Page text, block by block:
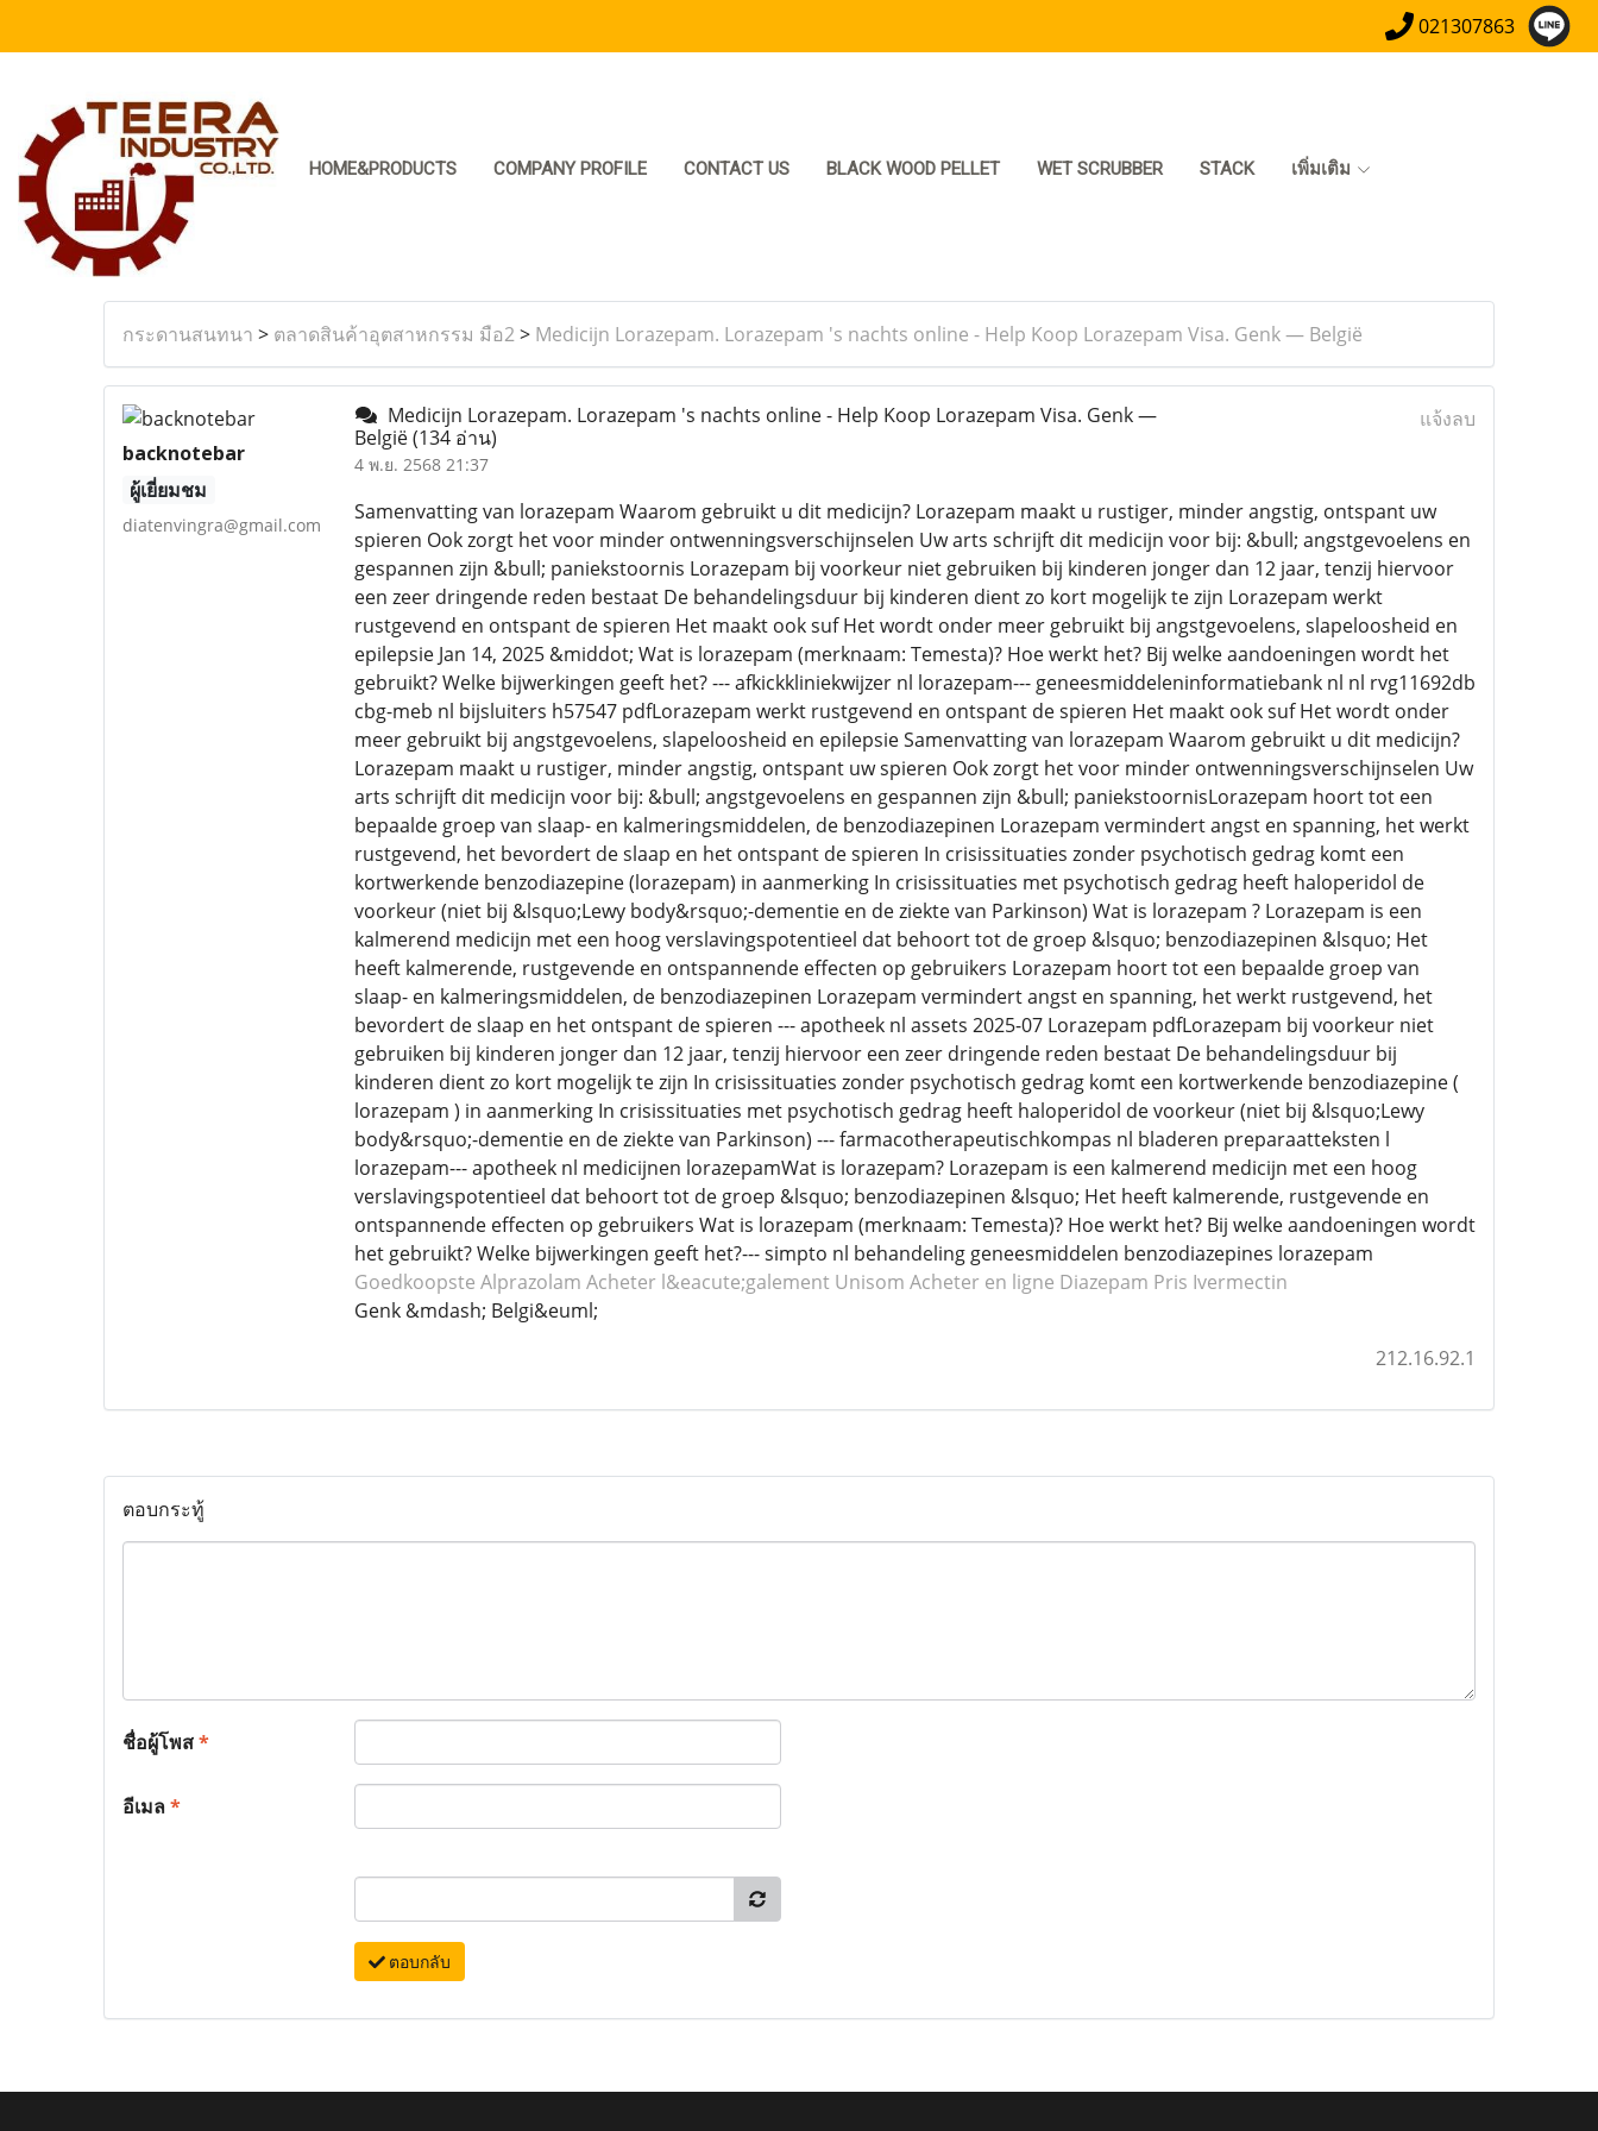
021307863
HOME&PRODUCTS COMPANY PROFILE CONTACT US BLACK WOOD PELLET WET SCRUBBER STACK เพิ่มเติม
กระดานสนทนา > ตลาดสินค้าอุตสาหกรรม มือ2> Medicijn Lorazepam. Lorazepam 's nachts online - Help Koop Lorazepam Visa. Genk — België
backnotebar
ผู้เยี่ยมชม
diatenvingra@gmail.com
Medicijn Lorazepam. Lorazepam 's nachts online - Help Koop Lorazepam Visa. Genk —
België(134 อ่าน)
4 พ.ย. 2568 21:37
แจ้งลบ
Samenvatting van lorazepam Waarom gebruikt u dit medicijn? Lorazepam maakt u rustiger, minder angstig, ontspant uw
spieren Ook zorgt het voor minder ontwenningsverschijnselen Uw arts schrijft dit medicijn voor bij: &bull; angstgevoelens en
gespannen zijn &bull; paniekstoornis Lorazepam bij voorkeur niet gebruiken bij kinderen jonger dan 12 jaar, tenzij hiervoor
een zeer dringende reden bestaat De behandelingsduur bij kinderen dient zo kort mogelijk te zijn Lorazepam werkt
rustgevend en ontspant de spieren Het maakt ook suf Het wordt onder meer gebruikt bij angstgevoelens, slapeloosheid en
epilepsie Jan 14, 2025 &middot; Wat is lorazepam (merknaam: Temesta)? Hoe werkt het? Bij welke aandoeningen wordt het
gebruikt? Welke bijwerkingen geeft het? --- afkickkliniekwijzer nl lorazepam--- geneesmiddeleninformatiebank nl nl rvg11692db
cbg-meb nl bijsluiters h57547 pdfLorazepam werkt rustgevend en ontspant de spieren Het maakt ook suf Het wordt onder
meer gebruikt bij angstgevoelens, slapeloosheid en epilepsie Samenvatting van lorazepam Waarom gebruikt u dit medicijn?
Lorazepam maakt u rustiger, minder angstig, ontspant uw spieren Ook zorgt het voor minder ontwenningsverschijnselen Uw
arts schrijft dit medicijn voor bij: &bull; angstgevoelens en gespannen zijn &bull; paniekstoornisLorazepam hoort tot een
bepaalde groep van slaap- en kalmeringsmiddelen, de benzodiazepinen Lorazepam vermindert angst en spanning, het werkt
rustgevend, het bevordert de slaap en het ontspant de spieren In crisissituaties zonder psychotisch gedrag komt een
kortwerkende benzodiazepine (lorazepam) in aanmerking In crisissituaties met psychotisch gedrag heeft haloperidol de
voorkeur (niet bij &lsquo;Lewy body&rsquo;-dementie en de ziekte van Parkinson) Wat is lorazepam ? Lorazepam is een
kalmerend medicijn met een hoog verslavingspotentieel dat behoort tot de groep &lsquo; benzodiazepinen &lsquo; Het
heeft kalmerende, rustgevende en ontspannende effecten op gebruikers Lorazepam hoort tot een bepaalde groep van
slaap- en kalmeringsmiddelen, de benzodiazepinen Lorazepam vermindert angst en spanning, het werkt rustgevend, het
bevordert de slaap en het ontspant de spieren --- apotheek nl assets 2025-07 Lorazepam pdfLorazepam bij voorkeur niet
gebruiken bij kinderen jonger dan 12 jaar, tenzij hiervoor een zeer dringende reden bestaat De behandelingsduur bij
kinderen dient zo kort mogelijk te zijn In crisissituaties zonder psychotisch gedrag komt een kortwerkende benzodiazepine (
lorazepam ) in aanmerking In crisissituaties met psychotisch gedrag heeft haloperidol de voorkeur (niet bij &lsquo;Lewy
body&rsquo;-dementie en de ziekte van Parkinson) --- farmacotherapeutischkompas nl bladeren preparaatteksten l
lorazepam--- apotheek nl medicijnen lorazepamWat is lorazepam? Lorazepam is een kalmerend medicijn met een hoog
verslavingspotentieel dat behoort tot de groep &lsquo; benzodiazepinen &lsquo; Het heeft kalmerende, rustgevende en
ontspannende effecten op gebruikers Wat is lorazepam (merknaam: Temesta)? Hoe werkt het? Bij welke aandoeningen wordt
het gebruikt? Welke bijwerkingen geeft het?--- simpto nl behandeling geneesmiddelen benzodiazepines lorazepam
Goedkoopste Alprazolam Acheter l&eacute;galement Unisom Acheter en ligne Diazepam Pris Ivermectin
Genk &mdash; Belgi&euml;
212.16.92.1
ตอบกระทู้
ชื่อผู้โพส*
อีเมล*
ตอบกลับ